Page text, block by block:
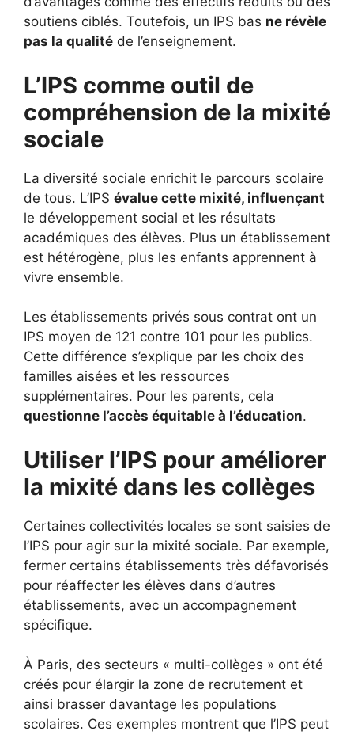
soutiens ciblés. Toutefois, un IPS bas ne révèle
pas la qualité de l’enseignement.
L’IPS comme outil de
compréhension de la mixité
sociale
La diversité sociale enrichit le parcours scolaire
de tous. L’IPS évalue cette mixité, influençant
le développement social et les résultats
académiques des élèves. Plus un établissement
est hétérogène, plus les enfants apprennent à
vivre ensemble.
Les établissements privés sous contrat ont un
IPS moyen de 121 contre 101 pour les publics.
Cette différence s’explique par les choix des
familles aisées et les ressources
supplémentaires. Pour les parents, cela
questionne l’accès équitable à l’éducation.
Utiliser l’IPS pour améliorer
la mixité dans les collèges
Certaines collectivités locales se sont saisies de
l’IPS pour agir sur la mixité sociale. Par exemple,
fermer certains établissements très défavorisés
pour réaffecter les élèves dans d’autres
établissements, avec un accompagnement
spécifique.
À Paris, des secteurs « multi-collèges » ont été
créés pour élargir la zone de recrutement et
ainsi brasser davantage les populations
scolaires. Ces exemples montrent que l’IPS peut